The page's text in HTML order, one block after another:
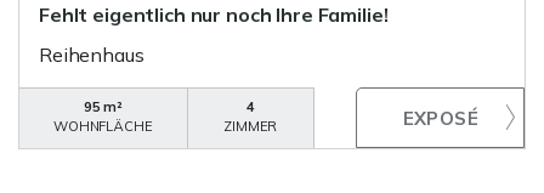
Fehlt eigentlich nur noch Ihre Familie!
Reihenhaus
95 m²
WOHNFLÄCHE
4
ZIMMER